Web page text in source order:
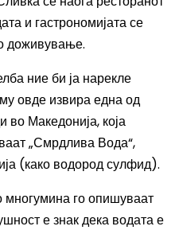
и гастрономијата се
доживување.
ние би ја нарекле
овде извира една од
во Македонија, која
„Смрдлива Вода“,
(како водород сулфид).
многумина го опишуваат
е знак дека водата е